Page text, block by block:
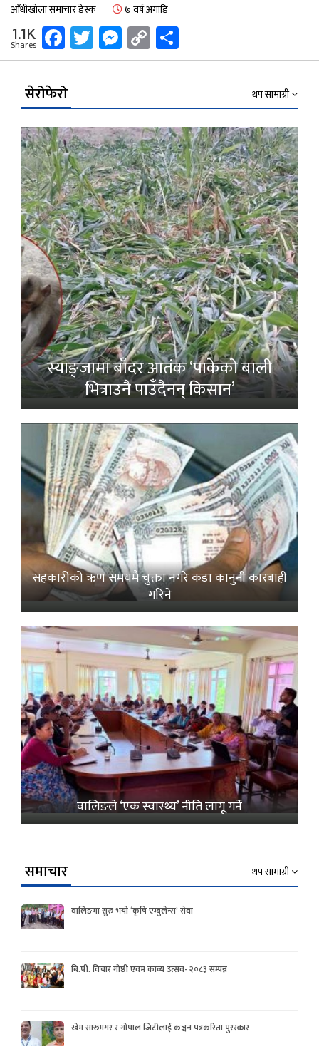
आँधीखोला समाचार डेस्क ७ वर्ष अगाडि
1.1K
Shares Facebook
Twitter
Messenger
Copy
Link
सेरोफेरो थप सामाग्री
स्याङ्जामा बाँदर आतंक ‘पाकेको बाली
भित्राउनै पाउँदैनन् किसान’
सहकारीको ऋण समयमै चुक्ता नगरे कडा कानुनी कारबाही
गरिने
वालिङले ‘एक स्वास्थ्य’ नीति लागू गर्ने
समाचार थप सामाग्री
वालिङमा सुरु भयो ‘कृषि एम्बुलेन्स’ सेवा
बि.पी. विचार गोष्ठी एवम काव्य उत्सव- २०८३ सम्पन्न
खेम सारुमगर र गोपाल जिटीलाई कञ्चन पत्रकरिता पुरस्कार